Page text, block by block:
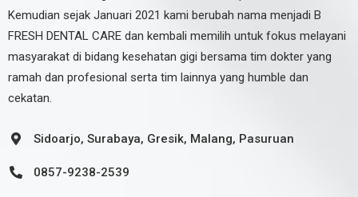
Kemudian sejak Januari 2021 kami berubah nama menjadi B
FRESH DENTAL CARE dan kembali memilih untuk fokus melayani
masyarakat di bidang kesehatan gigi bersama tim dokter yang
ramah dan profesional serta tim lainnya yang humble dan
cekatan.
Sidoarjo, Surabaya, Gresik, Malang, Pasuruan
0857-9238-2539